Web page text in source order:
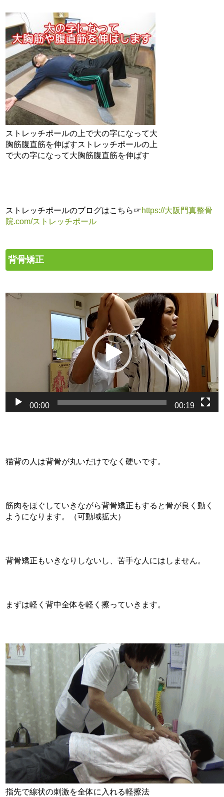
ストレッチポールの上で大の字になって大
胸筋腹直筋を伸ばすストレッチポールの上
で大の字になって大胸筋腹直筋を伸ばす
ストレッチポールのブログはこちら☞https://大阪門真整骨
院.com/ストレッチポール
背骨矯正
動
00:00 00:19
猫背の人は背骨が丸いだけでなく硬いです。
筋肉をほぐしていきながら背骨矯正もすると骨が良く動く
ようになります。（可動域拡大）
背骨矯正もいきなりしないし、苦手な人にはしません。
まずは軽く背中全体を軽く擦っていきます。
指先で線状の刺激を全体に入れる軽擦法